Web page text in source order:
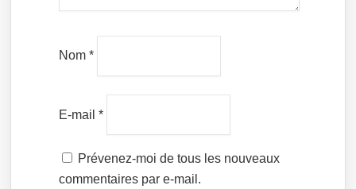
Nom*
E-mail*
Prévenez-moi de tous les nouveaux
commentaires par e-mail.